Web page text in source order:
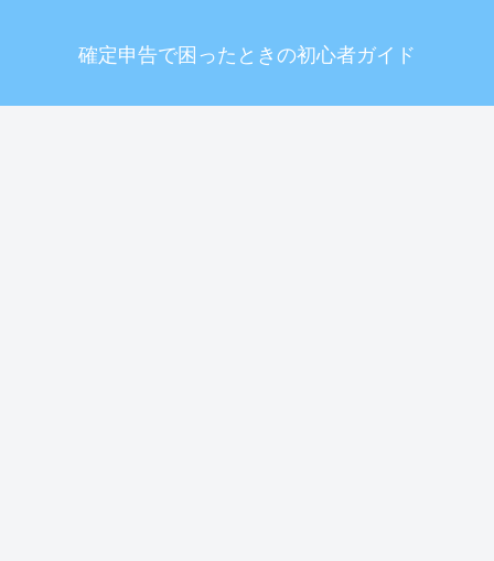
確定申告で困ったときの初心者ガイド